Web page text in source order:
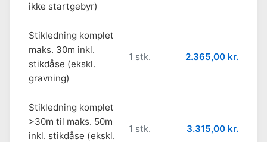
ikke startgebyr)
Stikledning komplet
maks. 30m inkl.
stikdåse (ekskl.
gravning)
1 stk. 2.365,00 kr.
Stikledning komplet
>30m til maks. 50m
inkl. stikdåse (ekskl.
1 stk. 3.315,00 kr.